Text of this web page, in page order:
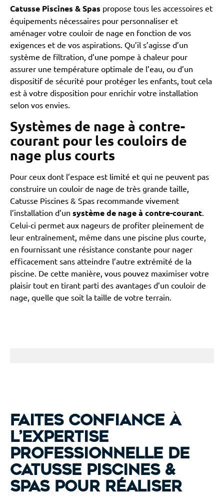
Catusse Piscines & Spas propose tous les accessoires et
équipements nécessaires pour personnaliser et
aménager votre couloir de nage en fonction de vos
exigences et de vos aspirations. Qu’il s’agisse d’un
système de filtration, d’une pompe à chaleur pour
assurer une température optimale de l’eau, ou d’un
dispositif de sécurité pour protéger les enfants, tout cela
est à votre disposition pour enrichir votre installation
selon vos envies.
Systèmes de nage à contre-
courant pour les couloirs de
nage plus courts
Pour ceux dont l’espace est limité et qui ne peuvent pas
construire un couloir de nage de très grande taille,
Catusse Piscines & Spas recommande vivement
l’installation d’un système de nage à contre-courant.
Celui-ci permet aux nageurs de profiter pleinement de
leur entraînement, même dans une piscine plus courte,
en fournissant une résistance constante pour nager
efficacement sans atteindre l’autre extrémité de la
piscine. De cette manière, vous pouvez maximiser votre
plaisir tout en tirant parti des avantages d’un couloir de
nage, quelle que soit la taille de votre terrain.
Faites confiance à
l’expertise
professionnelle de
Catusse Piscines &
Spas pour réaliser